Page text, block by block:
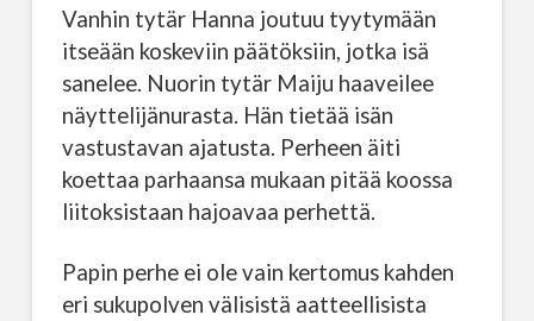
Vanhin tytär Hanna joutuu tyytymään
itseään koskeviin päätöksiin, jotka isä
sanelee. Nuorin tytär Maiju haaveilee
näyttelijänurasta. Hän tietää isän
vastustavan ajatusta. Perheen äiti
koettaa parhaansa mukaan pitää koossa
liitoksistaan hajoavaa perhettä.
Papin perhe ei ole vain kertomus kahden
eri sukupolven välisistä aatteellisista